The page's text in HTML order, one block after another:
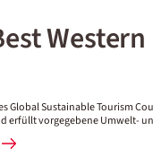
Global Sustainable Tourism
erfüllt vorgegebene Umwelt-